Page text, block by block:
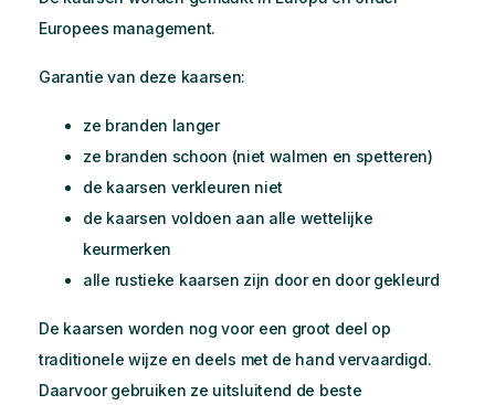
Europees management.
Garantie van deze kaarsen:
ze branden langer
ze branden schoon (niet walmen en spetteren)
de kaarsen verkleuren niet
de kaarsen voldoen aan alle wettelijke
keurmerken
alle rustieke kaarsen zijn door en door gekleurd
De kaarsen worden nog voor een groot deel op
traditionele wijze en deels met de hand vervaardigd.
Daarvoor gebruiken ze uitsluitend de beste